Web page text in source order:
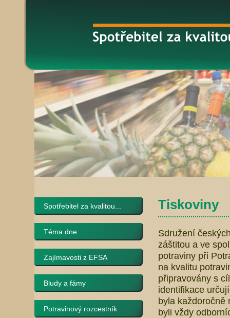
Spotřebitel za kvalitou...
Téma dne
Zajímavosti z EFSA
Bludy a fámy
Potravinový rozcestník
Tiskoviny
Sdružení
záštitou a ve
potraviny při
na kvalitu
připravovány s
identifikace
byla každoročně
byli vždy